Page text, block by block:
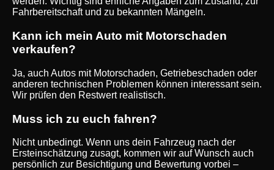
Fahrbereitschaft und zu bekannten Mängeln.
Kann ich mein Auto mit Motorschaden
verkaufen?
Ja, auch Autos mit Motorschaden, Getriebeschaden oder
anderen technischen Problemen können interessant sein.
Wir prüfen den Restwert realistisch.
Muss ich zu euch fahren?
Nicht unbedingt. Wenn uns dein Fahrzeug nach der
Ersteinschätzung zusagt, kommen wir auf Wunsch auch
persönlich zur Besichtigung und Bewertung vorbei –